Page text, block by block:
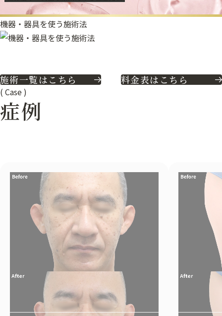
機器・器具を使う施術法
施術一覧はこちら 料金表はこちら
( Case)
症例